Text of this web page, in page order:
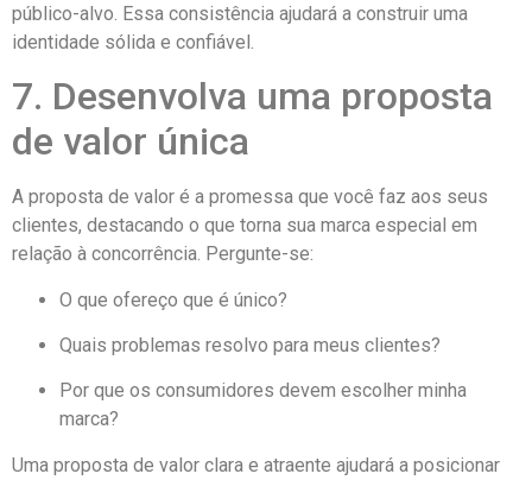
público-alvo. Essa consistência ajudará a construir uma
identidade sólida e confiável.
7. Desenvolva uma proposta
de valor única
A proposta de valor é a promessa que você faz aos seus
clientes, destacando o que torna sua marca especial em
relação à concorrência. Pergunte-se:
O que ofereço que é único?
Quais problemas resolvo para meus clientes?
Por que os consumidores devem escolher minha
marca?
Uma proposta de valor clara e atraente ajudará a posicionar